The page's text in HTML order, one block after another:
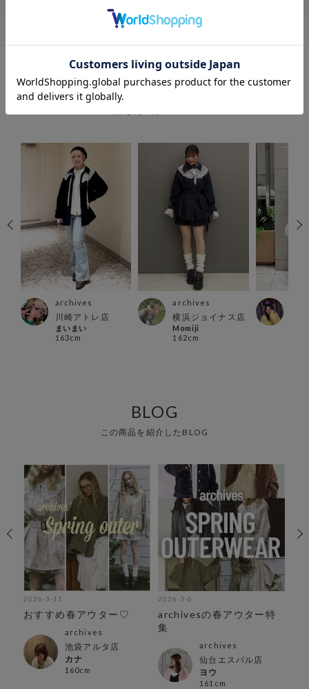
COORDINATE
archives
川崎アトレ店
まいまい
163cm
archives
横浜ジョイナス店
Momiji
162cm
BLOG
この商品を紹介したBLOG
2026-3-11
おすすめ春アウター♡
archives
池袋アルタ店
カナ
160cm
2026-3-6
archivesの春アウター特
集
archives
仙台エスパル店
ヨウ
161cm